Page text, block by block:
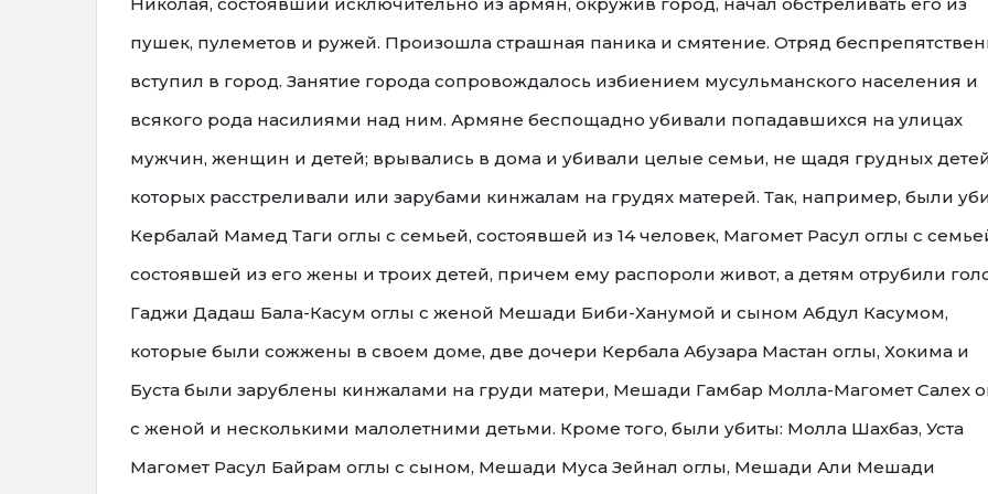
пушек, пулеметов и ружей. Произошла страшная паника и смятение. Отряд
вступил в город. Занятие города сопровождалось избиением мусульманского населения и
всякого рода насилиями над ним. Армяне беспощадно убивали попадавшихся на улицах
мужчин, женщин и детей; врывались в дома и убивали целые семьи, не щадя грудных
которых расстреливали или зарубами кинжалам на грудях матерей. Так, например, были
Кербалай Мамед Таги оглы с семьей, состоявшей из 14 человек, Магомет Расул оглы с
состоявшей из его жены и троих детей, причем ему распороли живот, а детям отрубили
Гаджи Дадаш Бала-Касум оглы с женой Мешади Биби-Ханумой и сыном Абдул Касумом,
которые были сожжены в своем доме, две дочери Кербала Абузара Мастан оглы, Хокима и
Буста были зарублены кинжалами на груди матери, Мешади Гамбар Молла-Магомет Салех
с женой и несколькими малолетними детьми. Кроме того, были убиты: Молла Шахбаз, Уста
Магомет Расул Байрам оглы с сыном, Мешади Муса Зейнал оглы, Мешади Али Мешади